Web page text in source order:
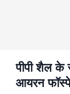
पीपी शैल के
आयरन